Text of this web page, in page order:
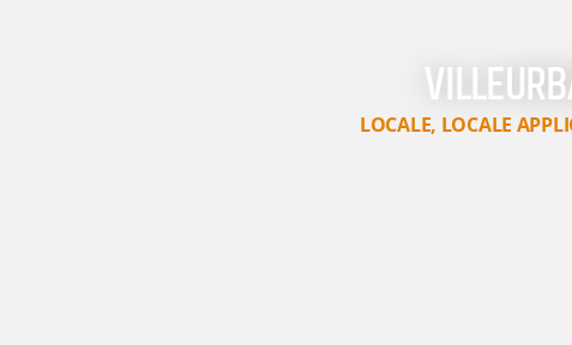
LOCALE, LOCALE